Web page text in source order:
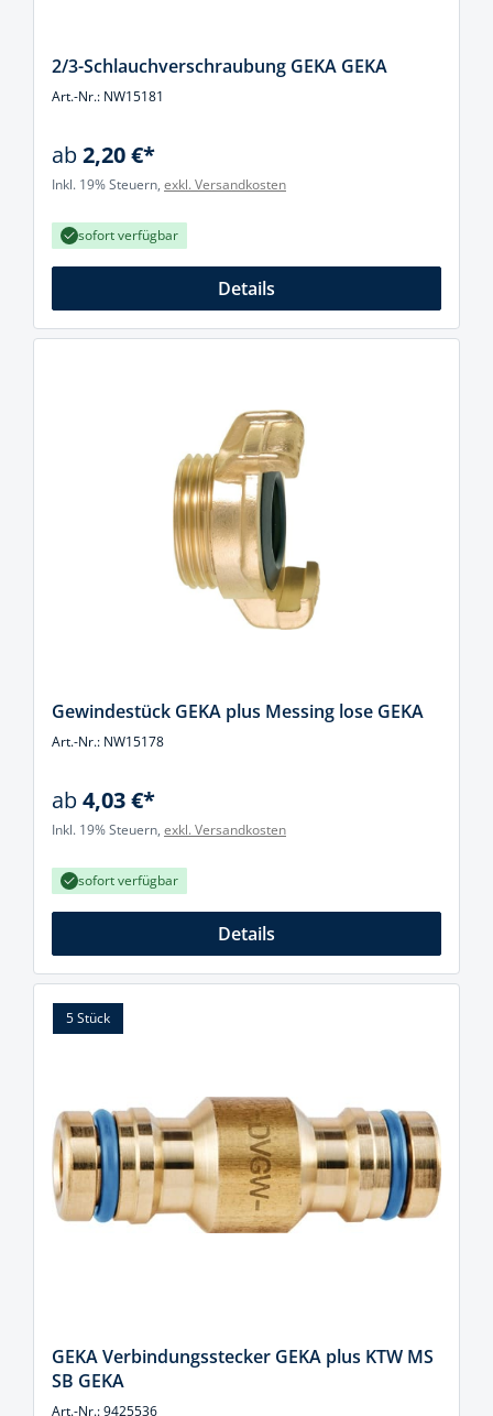
2/3-Schlauchverschraubung GEKA GEKA
Art.-Nr.: NW15181
ab2,20 €*
Inkl. 19% Steuern, exkl. Versandkosten
sofort verfügbar
Details
Gewindestück GEKA plus Messing lose GEKA
Art.-Nr.: NW15178
ab4,03 €*
Inkl. 19% Steuern, exkl. Versandkosten
sofort verfügbar
Details
5 Stück
GEKA Verbindungsstecker GEKA plus KTW MS
SB GEKA
Art.-Nr.: 9425536